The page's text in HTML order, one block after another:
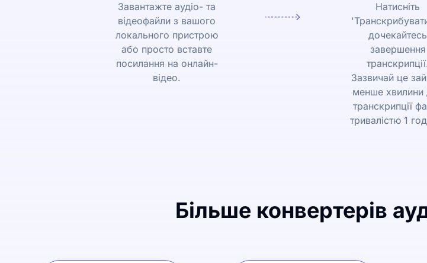
Завантажте аудіо- та
відеофайли з вашого
локального пристрою
або просто вставте
посилання на онлайн-
відео.
Натисніть
дочекайтесь
завершення
Зазвичай це
менше хвилини
транскрипції
тривалістю 1
Більше конвертерів